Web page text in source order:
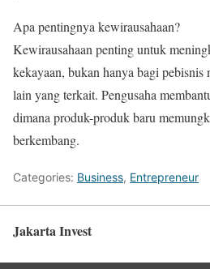
Apa pentingnya kewirausahaan?
Kewirausahaan penting untuk
kekayaan, bukan hanya bagi
lain yang terkait. Pengusaha
dimana produk-produk baru
berkembang.
Categories: Business, Entrepreneur
Jakarta Invest